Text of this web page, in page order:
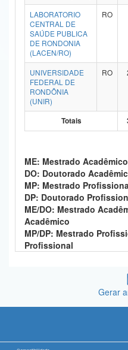
Gabinete de Segurança Institucional
Advocacia-Geral da União
LABORATORIO
CENTRAL DE
SAÚDE PUBLICA
DE RONDONIA
(LACEN/RO)
RO
UNIVERSIDADE
FEDERAL DE
RONDÔNIA
(UNIR)
RO
Totais
ME: Mestrado Acadêmico
DO: Doutorado
MP: Mestrado
DP: Doutorado
ME/DO: Mestrado
Acadêmico
MP/DP: Mestrado
Profissional
Gerar